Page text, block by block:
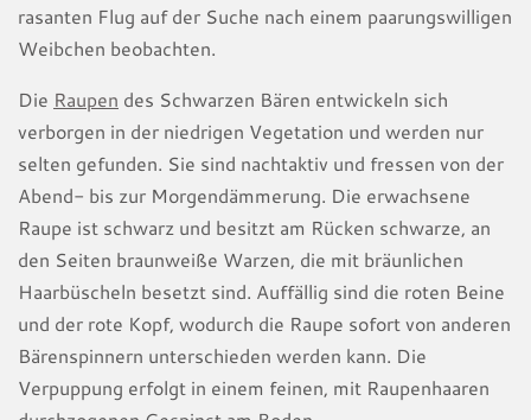
rasanten Flug auf der Suche nach einem paarungswilligen
Weibchen beobachten.
Die Raupen des Schwarzen Bären entwickeln sich
verborgen in der niedrigen Vegetation und werden nur
selten gefunden. Sie sind nachtaktiv und fressen von der
Abend- bis zur Morgendämmerung. Die erwachsene
Raupe ist schwarz und besitzt am Rücken schwarze, an
den Seiten braunweiße Warzen, die mit bräunlichen
Haarbüscheln besetzt sind. Auffällig sind die roten Beine
und der rote Kopf, wodurch die Raupe sofort von anderen
Bärenspinnern unterschieden werden kann. Die
Verpuppung erfolgt in einem feinen, mit Raupenhaaren